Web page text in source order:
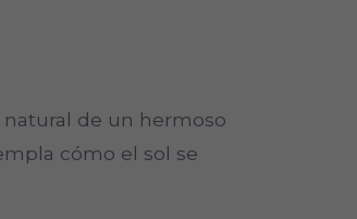
natural de un hermoso
cómo el sol se